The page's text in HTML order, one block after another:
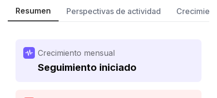
Resumen Perspectivas de actividad
Crecimiento mensual
Seguimiento iniciado